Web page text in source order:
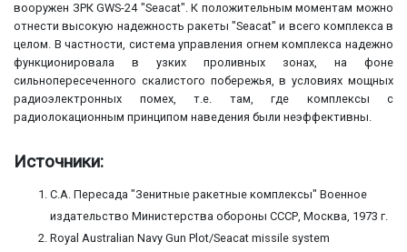
вооружен ЗРК GWS-24 "Seacat". К положительным моментам можно
отнести высокую надежность ракеты "Seacat" и всего комплекса в
целом. В частности, система управления огнем комплекса надежно
функционировала в узких проливных зонах, на фоне
сильнопересеченного скалистого побережья, в условиях мощных
радиоэлектронных помех, т.е. там, где комплексы с
радиолокационным принципом наведения были неэффективны.
Источники:
С.А. Пересада "Зенитные ракетные комплексы" Военное
издательство Министерства обороны СССР, Москва, 1973 г.
Royal Australian Navy Gun Plot/Seacat missile system